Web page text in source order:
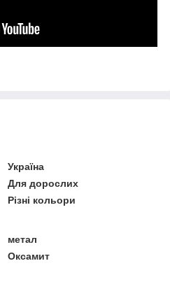
Україна
Для дорослих
Різні кольори
метал
Оксамит